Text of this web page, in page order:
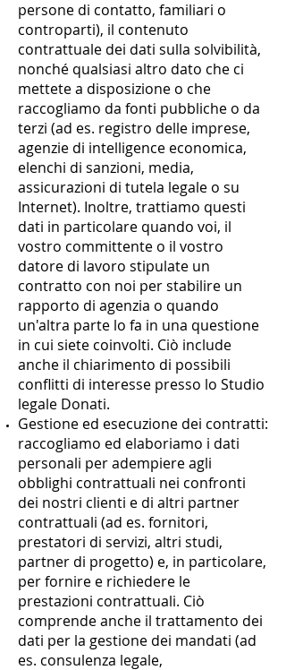
persone di contatto, familiari o
controparti), il contenuto
contrattuale dei dati sulla solvibilità,
nonché qualsiasi altro dato che ci
mettete a disposizione o che
raccogliamo da fonti pubbliche o da
terzi (ad es. registro delle imprese,
agenzie di intelligence economica,
elenchi di sanzioni, media,
assicurazioni di tutela legale o su
Internet). Inoltre, trattiamo questi
dati in particolare quando voi, il
vostro committente o il vostro
datore di lavoro stipulate un
contratto con noi per stabilire un
rapporto di agenzia o quando
un'altra parte lo fa in una questione
in cui siete coinvolti. Ciò include
anche il chiarimento di possibili
conflitti di interesse presso lo Studio
legale Donati.
Gestione ed esecuzione dei contratti:
raccogliamo ed elaboriamo i dati
personali per adempiere agli
obblighi contrattuali nei confronti
dei nostri clienti e di altri partner
contrattuali (ad es. fornitori,
prestatori di servizi, altri studi,
partner di progetto) e, in particolare,
per fornire e richiedere le
prestazioni contrattuali. Ciò
comprende anche il trattamento dei
dati per la gestione dei mandati (ad
es. consulenza legale,